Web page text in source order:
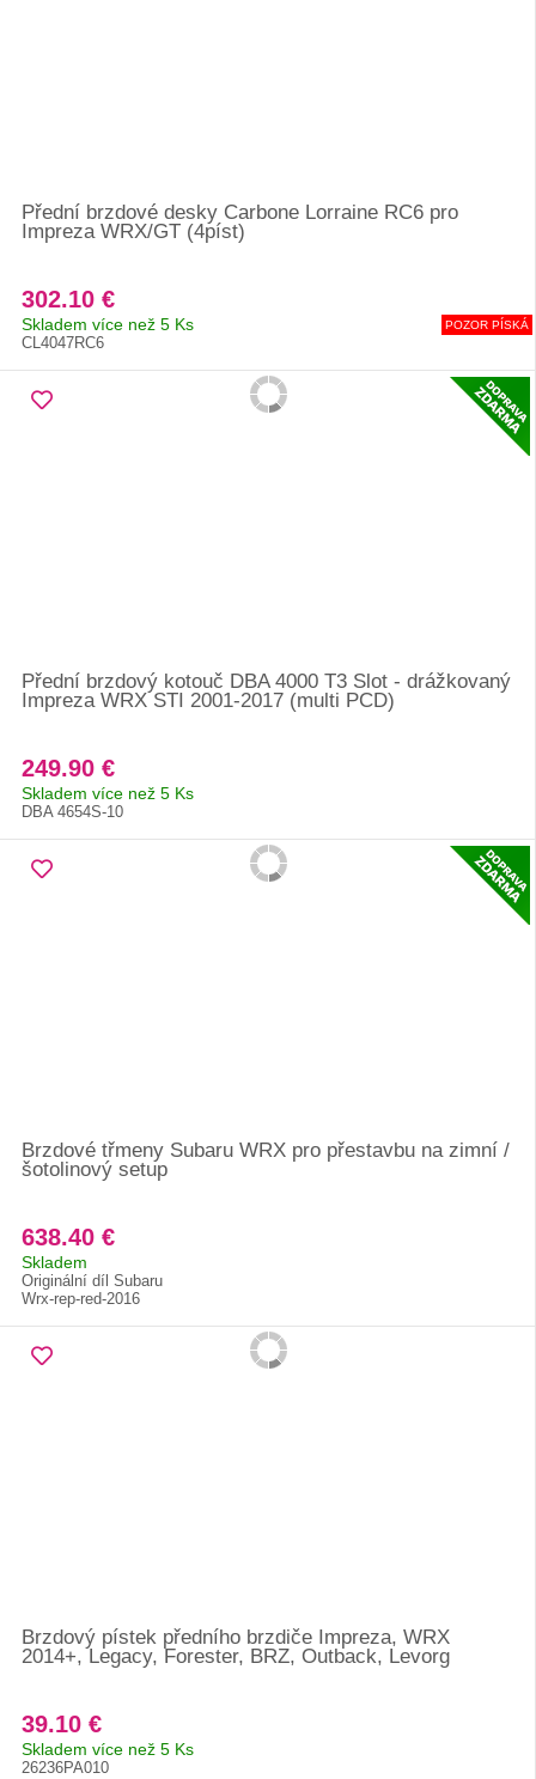
Přední brzdové desky Carbone Lorraine RC6 pro
Impreza WRX/GT (4píst)
302.10 €
Skladem více než 5 Ks
CL4047RC6
POZOR PÍSKÁ
Přední brzdový kotouč DBA 4000 T3 Slot - drážkovaný
Impreza WRX STI 2001-2017 (multi PCD)
249.90 €
Skladem více než 5 Ks
DBA 4654S-10
Brzdové třmeny Subaru WRX pro přestavbu na zimní /
šotolinový setup
638.40 €
Skladem
Originální díl Subaru
Wrx-rep-red-2016
Brzdový pístek předního brzdiče Impreza, WRX
2014+, Legacy, Forester, BRZ, Outback, Levorg
39.10 €
Skladem více než 5 Ks
26236PA010